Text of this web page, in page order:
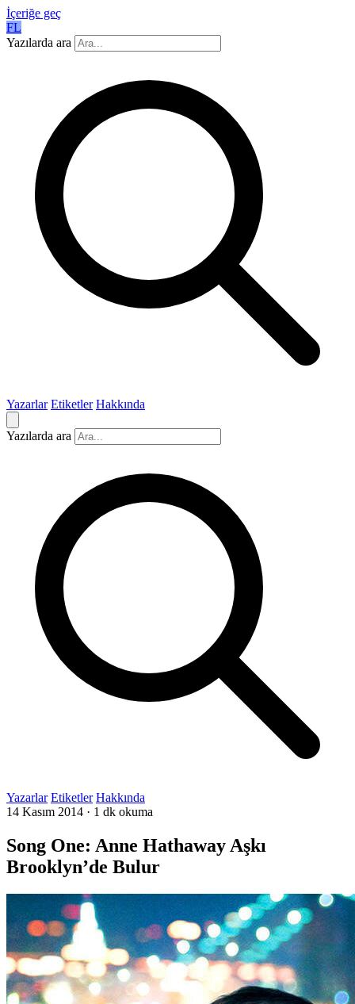
İçeriğe geç
FL
Yazılarda ara
Yazarlar Etiketler Hakkında
Yazılarda ara
Yazarlar Etiketler Hakkında
14 Kasım 2014 · 1 dk okuma
Song One: Anne Hathaway Aşkı
Brooklyn’de Bulur